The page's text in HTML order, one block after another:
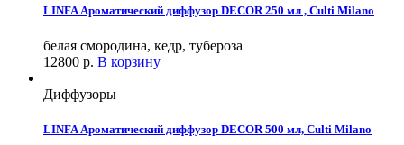
LINFA Ароматический диффузор DECOR 250 мл , Culti Milano
белая смородина, кедр, тубероза
12800 р. В корзину
Диффузоры
LINFA Ароматический диффузор DECOR 500 мл, Culti Milano